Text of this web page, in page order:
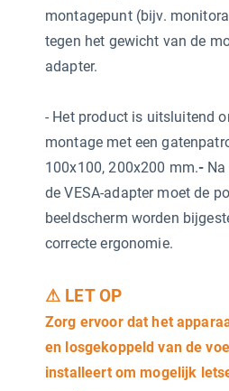
montagepunt (bijv.
tegen het gewicht van de
adapter.
- Het product is uitsluitend
montage met een
100x100, 200x200 mm.-
de VESA-adapter moet de
beeldscherm worden
correcte ergonomie.
⚠ LET OP
Zorg ervoor dat het
en losgekoppeld van de
installeert om mogelijk